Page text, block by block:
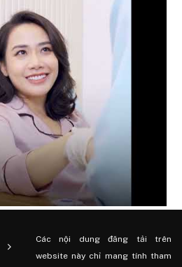
Các nội dung đăng tải trên
website này chỉ mang tính tham